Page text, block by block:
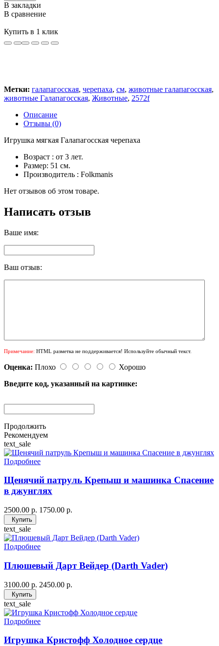
В закладки
В сравнение
Купить в 1 клик
Метки: галапагосская, черепаха, см, животные галапагосская,
животные Галапагосская, Животные, 2572f
Описание
Отзывы (0)
Игрушка мягкая Галапагосская черепаха
Возраст : от 3 лет.
Размер: 51 см.
Производитель : Folkmanis
Нет отзывов об этом товаре.
Написать отзыв
Ваше имя:
Ваш отзыв:
Примечание: HTML разметка не поддерживается! Используйте обычный текст.
Оценка: Плохо
Хорошо
Введите код, указанный на картинке:
Продолжить
Рекомендуем
text_sale
Подробнее
Щенячий патруль Крепыш и машинка Спасение
в джунглях
2500.00 р. 1750.00 р.
Купить
text_sale
Подробнее
Плюшевый Дарт Вейдер (Darth Vader)
3100.00 р. 2450.00 р.
Купить
text_sale
Подробнее
Игрушка Кристофф Холодное сердце